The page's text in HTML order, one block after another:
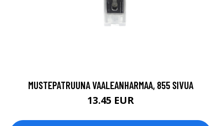
MUSTEPATRUUNA VAALEANHARMAA, 855 SIVUA
13.45 EUR